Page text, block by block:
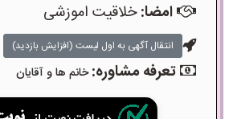
امضا:خلاقیت اموزشی
انتقال آگهی به اول لیست (افزایش بازدید)
تعرفه مشاوره:خانم ها و آقایان